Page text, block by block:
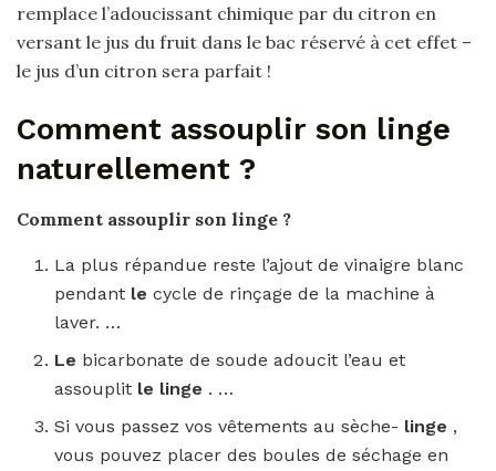
remplace l’adoucissant chimique par du citron en
versant le jus du fruit dans le bac réservé à cet effet –
le jus d’un citron sera parfait !
Comment assouplir son linge
naturellement ?
Comment assouplir son linge ?
La plus répandue reste l’ajout de vinaigre blanc
pendant lecycle de rinçage de la machine à
laver. …
Le bicarbonate de soude adoucit l’eau et
assouplit le linge . …
Si vous passez vos vêtements au sèche- linge ,
vous pouvez placer des boules de séchage en